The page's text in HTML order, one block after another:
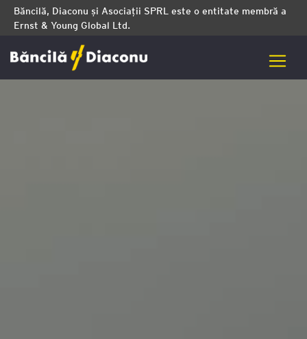
Băncilă, Diaconu și Asociații SPRL este o entitate membră a
Ernst & Young Global Ltd.